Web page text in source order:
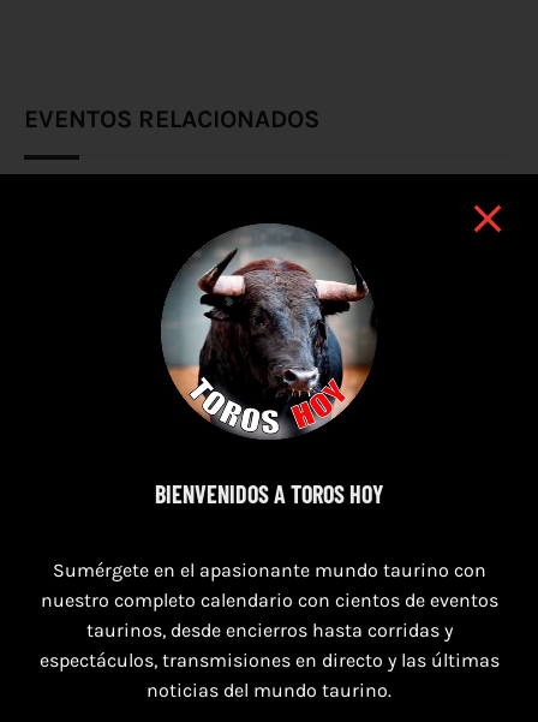
EVENTOS RELACIONADOS
16 de agosto de 2026
BIENVENIDOS A TOROS HOY
Sumérgete en el apasionante mundo taurino con
nuestro completo calendario con cientos de eventos
taurinos, desde encierros hasta corridas y
espectáculos, transmisiones en directo y las últimas
noticias del mundo taurino.